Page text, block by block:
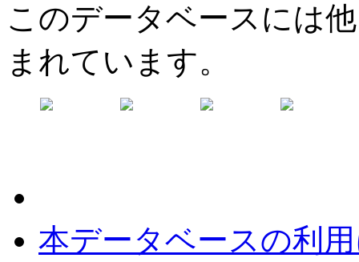
このデータベースには
まれています。
本データベースの利